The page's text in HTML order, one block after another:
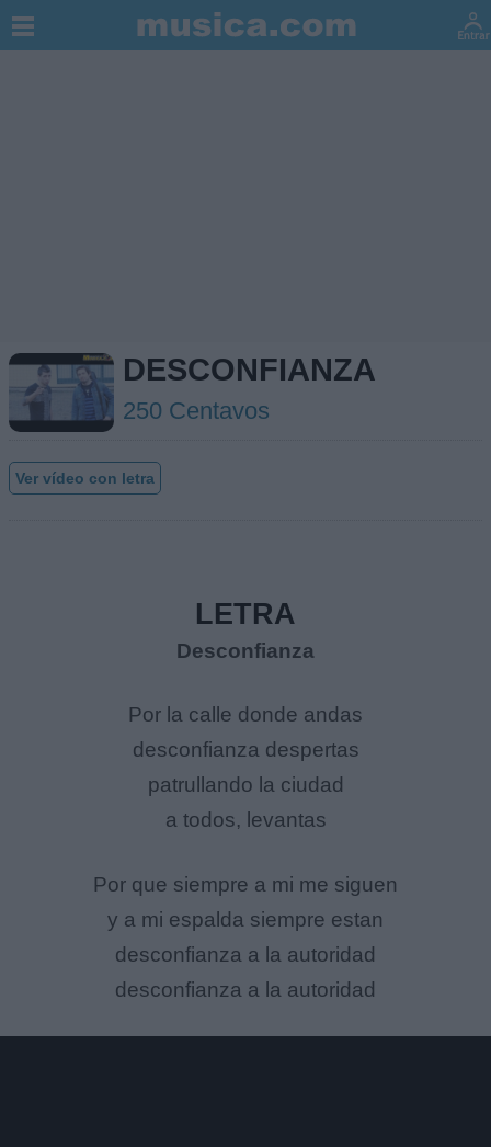
DESCONFIANZA
250 Centavos
Ver vídeo con letra
LETRA
Desconfianza
Por la calle donde andas
desconfianza despertas
patrullando la ciudad
a todos, levantas
Por que siempre a mi me siguen
y a mi espalda siempre estan
desconfianza a la autoridad
desconfianza a la autoridad